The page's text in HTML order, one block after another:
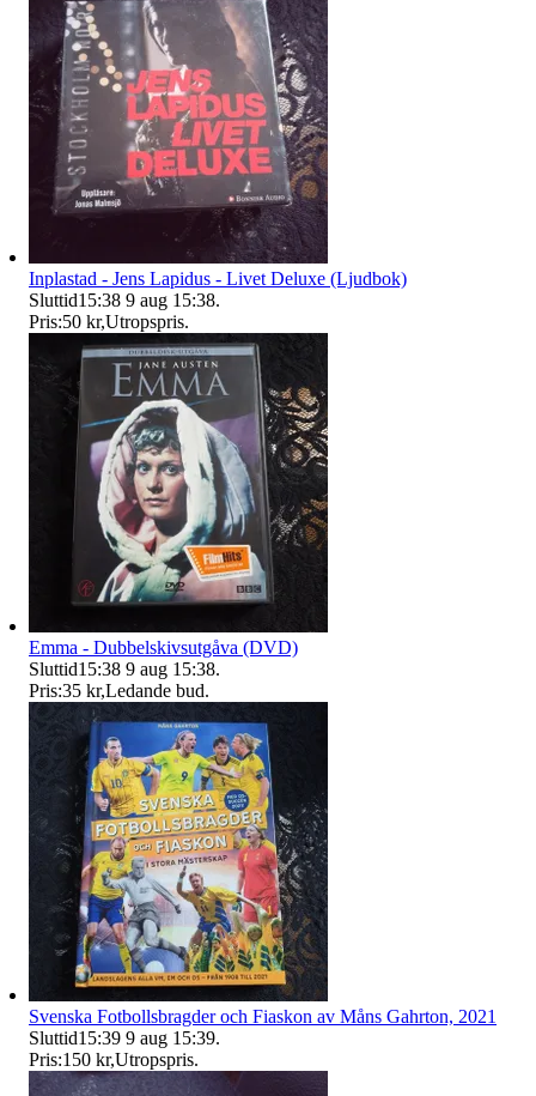
Inplastad - Jens Lapidus - Livet Deluxe (Ljudbok)
Sluttid15:38 9 aug 15:38.
Pris:50 kr,Utropspris.
Emma - Dubbelskivsutgåva (DVD)
Sluttid15:38 9 aug 15:38.
Pris:35 kr,Ledande bud.
Svenska Fotbollsbragder och Fiaskon av Måns Gahrton, 2021
Sluttid15:39 9 aug 15:39.
Pris:150 kr,Utropspris.